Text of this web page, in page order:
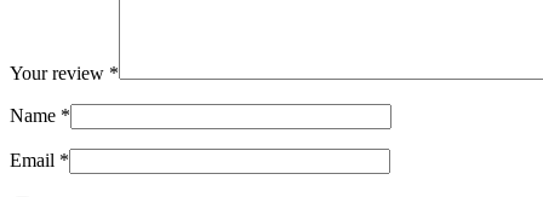
Your review *
Name *
Email *